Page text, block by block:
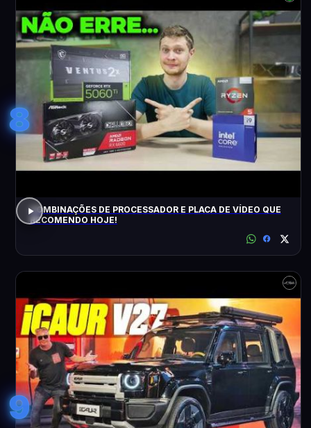
8
COMBINAÇÕES DE PROCESSADOR E PLACA DE VÍDEO QUE
RECOMENDO HOJE!
9